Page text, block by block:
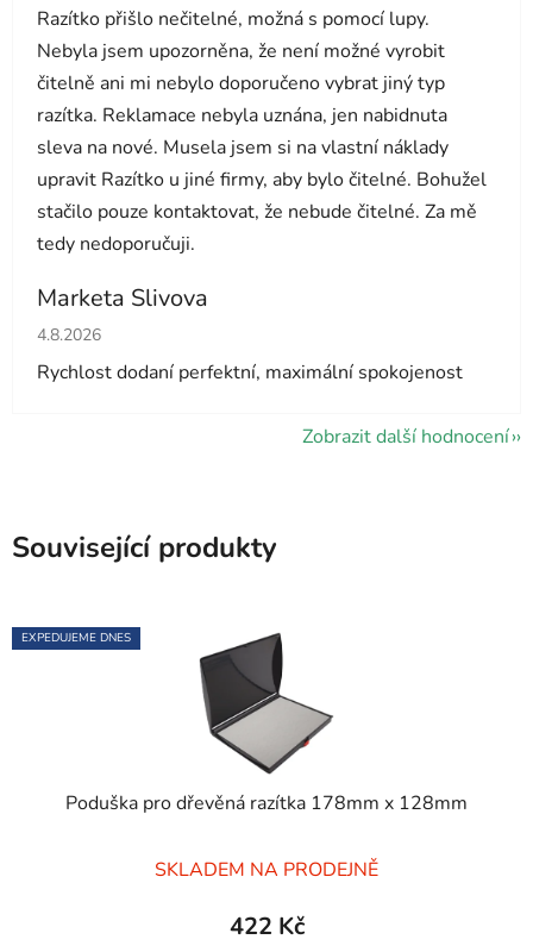
Razítko přišlo nečitelné, možná s pomocí lupy.
Nebyla jsem upozorněna, že není možné vyrobit
čitelně ani mi nebylo doporučeno vybrat jiný typ
razítka. Reklamace nebyla uznána, jen nabidnuta
sleva na nové. Musela jsem si na vlastní náklady
upravit Razítko u jiné firmy, aby bylo čitelné. Bohužel
stačilo pouze kontaktovat, že nebude čitelné. Za mě
tedy nedoporučuji.
Marketa Slivova
Hodnocení obchodu je 5 z 5 hvězdiček.
4.8.2026
Rychlost dodaní perfektní, maximální spokojenost
Zobrazit další hodnocení
Související produkty
EXPEDUJEME DNES
Poduška pro dřevěná razítka 178mm x 128mm
hodnocení
produktu
SKLADEM NA PRODEJNĚ
422 Kč